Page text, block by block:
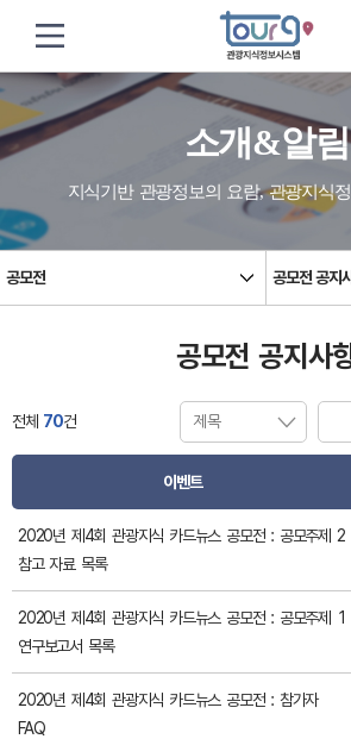
소개&알림
지식기반 관광정보의 요람, 관광지식
공모전 공모전 공지
공모전 공지사
전체 70건
이벤트
2020년 제4회 관광지식 카드뉴스 공모전 : 공모주제 2
참고 자료 목록
2020년 제4회 관광지식 카드뉴스 공모전 : 공모주제 1
연구보고서 목록
2020년 제4회 관광지식 카드뉴스 공모전 : 참가자
FAQ